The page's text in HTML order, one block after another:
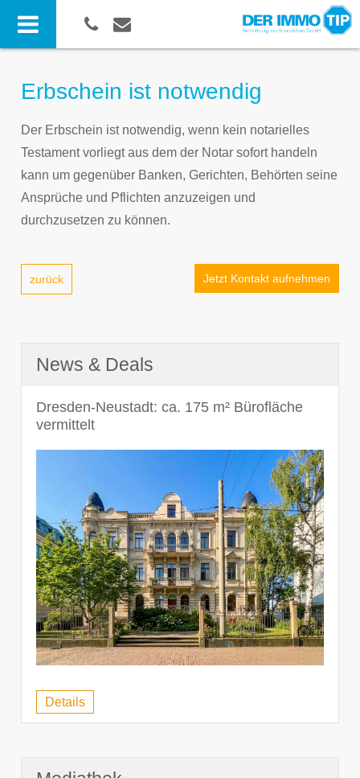
Erbschein ist notwendig
Der Erbschein ist notwendig, wenn kein notarielles
Testament vorliegt aus dem der Notar sofort handeln
kann um gegenüber Banken, Gerichten, Behörten seine
Ansprüche und Pflichten anzuzeigen und
durchzusetzen zu können.
zurück Jetzt Kontakt aufnehmen
News & Deals
Dresden-Neustadt: ca. 175 m² Bürofläche
vermittelt
Details